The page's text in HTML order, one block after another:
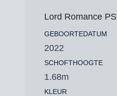
Lord Romance PS
GEBOORTEDATUM
2022
SCHOFTHOOGTE
1.68m
KLEUR